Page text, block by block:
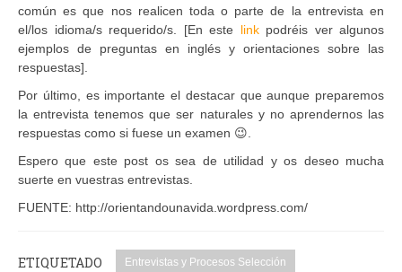
común es que nos realicen toda o parte de la entrevista en
el/los idioma/s requerido/s. [En este link podréis ver algunos
ejemplos de preguntas en inglés y orientaciones sobre las
respuestas].
Por último, es importante el destacar que aunque preparemos
la entrevista tenemos que ser naturales y no aprendernos las
respuestas como si fuese un examen 😉
Espero que este post os sea de utilidad y os deseo mucha
suerte en vuestras entrevistas.
FUENTE: http://orientandounavida.wordpress.com/
ETIQUETADO Entrevistas y Procesos Selección